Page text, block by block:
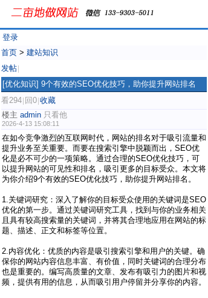
登录
首页 > 建站知识
发帖
[优化知识] 9个有效的SEO优化技巧，助你提升网站排名
看294 回0 收藏
楼主 admin 只看他
2026-4-13 15:08:11
在如今竞争激烈的互联网时代，网站的排名对于吸引流量和
提升业务至关重要。而要在搜索引擎中脱颖而出，SEO优
化是必不可少的一项策略。通过合理的SEO优化技巧，可
以提升网站的可见性和排名，吸引更多的目标受众。本文将
为你介绍9个有效的SEO优化技巧，助你提升网站排名。
1.关键词研究：深入了解你的目标受众使用的关键词是SEO
优化的第一步。通过关键词研究工具，找到与你的业务相关
且具有较高搜索量的关键词，并将其合理地应用在网站的标
题、描述、正文和标签等位置。
2.内容优化：优质的内容是吸引搜索引擎和用户的关键。确
保你的网站内容信息丰富、有价值，同时关键词的合理分布
也是重要的。编写高质量的文章、发布有吸引力的图片和视
频，提供有用的信息，从而吸引用户停留并分享你的内容。